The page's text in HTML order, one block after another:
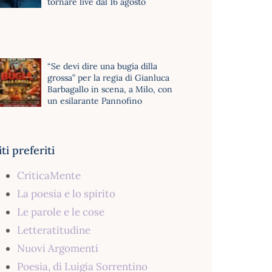
“Se devi dire una bugia dilla
grossa” per la regia di Gianluca
Barbagallo in scena, a Milo, con
un esilarante Pannofino
preferiti
CriticaMente
La poesia e lo spirito
Le parole e le cose
Letteratitudine
Nuovi Argomenti
Poesia, di Luigia Sorrentino